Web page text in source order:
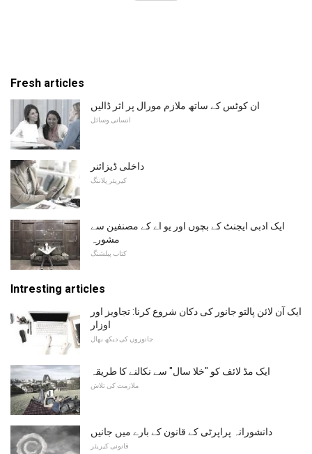
Fresh articles
ان کوٹس کے ساتھ ملازم مورال پر اثر ڈالیں
انسانی وسائل
داخلی ڈیزائنر
کیریئر پلاننگ
ایک ادبی ایجنٹ کے بچوں اور یو اے کے مصنفین سے
مشورہ
کتاب پبلشنگ
Intresting articles
ایک آن لائن پالتو جانور کی دکان شروع کرنا: تجاویز اور
اوزار
جانوروں کی دیکھ بھال
ایک مڈ لائف کو "خلا سال" سے نکالنے کا طریقہ
ملازمت کی تلاش
دانشورانہ پراپرٹی کے قانون کے بارے میں جانیں
قانونی کیریئر